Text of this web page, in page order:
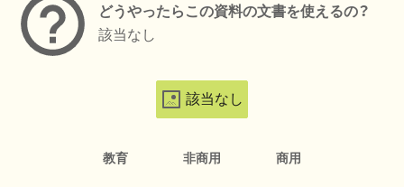
どうやったらこの資料の文書を使えるの？
該当なし
該当なし
教育 非商用 商用